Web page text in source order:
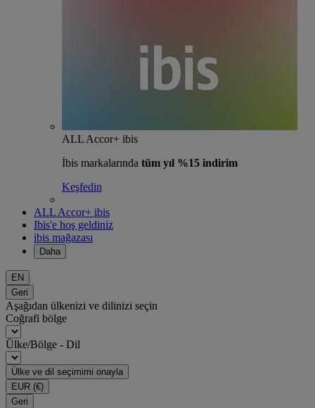
ALL Accor+ ibis
İbis markalarında tüm yıl %15 indirim
Keşfedin
ALL Accor+ ibis
Ibis'e hoş geldiniz
ibis mağazası
Daha
EN
Geri
Aşağıdan ülkenizi ve dilinizi seçin
Coğrafi bölge
Ülke/Bölge - Dil
Ülke ve dil seçimimi onayla
EUR (€)
Geri